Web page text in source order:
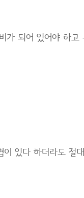
가 되어 있어야 하고
있다 하더라도 절